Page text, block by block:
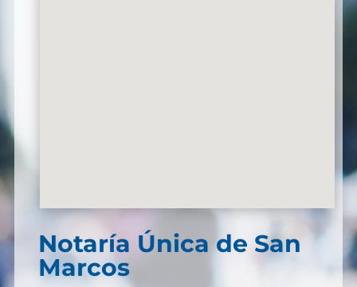
Notaría Única de San
Marcos